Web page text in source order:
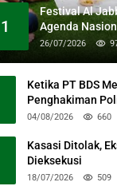
1
Festival Al
Agenda
Penuh di
26/07/2026
Ketika PT BDS
Penghakiman
04/08/2026 660
Kasasi Ditolak,
Dieksekusi
18/07/2026 509